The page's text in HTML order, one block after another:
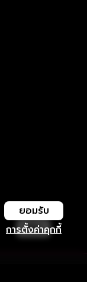
การตั้งค่าคุกกี้
ยอมรับ
เปิด